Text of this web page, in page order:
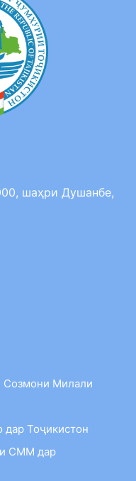
шаҳри Душанбе,
Созмони Милали
дар Тоҷикистон
СММ дар